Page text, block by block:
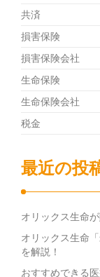
共済
損害保険
損害保険会社
生命保険
生命保険会社
税金
最近の投
オリックス生命
オリックス生命
を解説！
おすすめできる